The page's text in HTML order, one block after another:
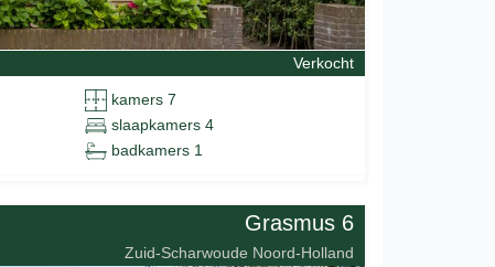
Verkocht
kamers 7
slaapkamers 4
badkamers 1
Grasmus 6
Zuid-Scharwoude Noord-Holland